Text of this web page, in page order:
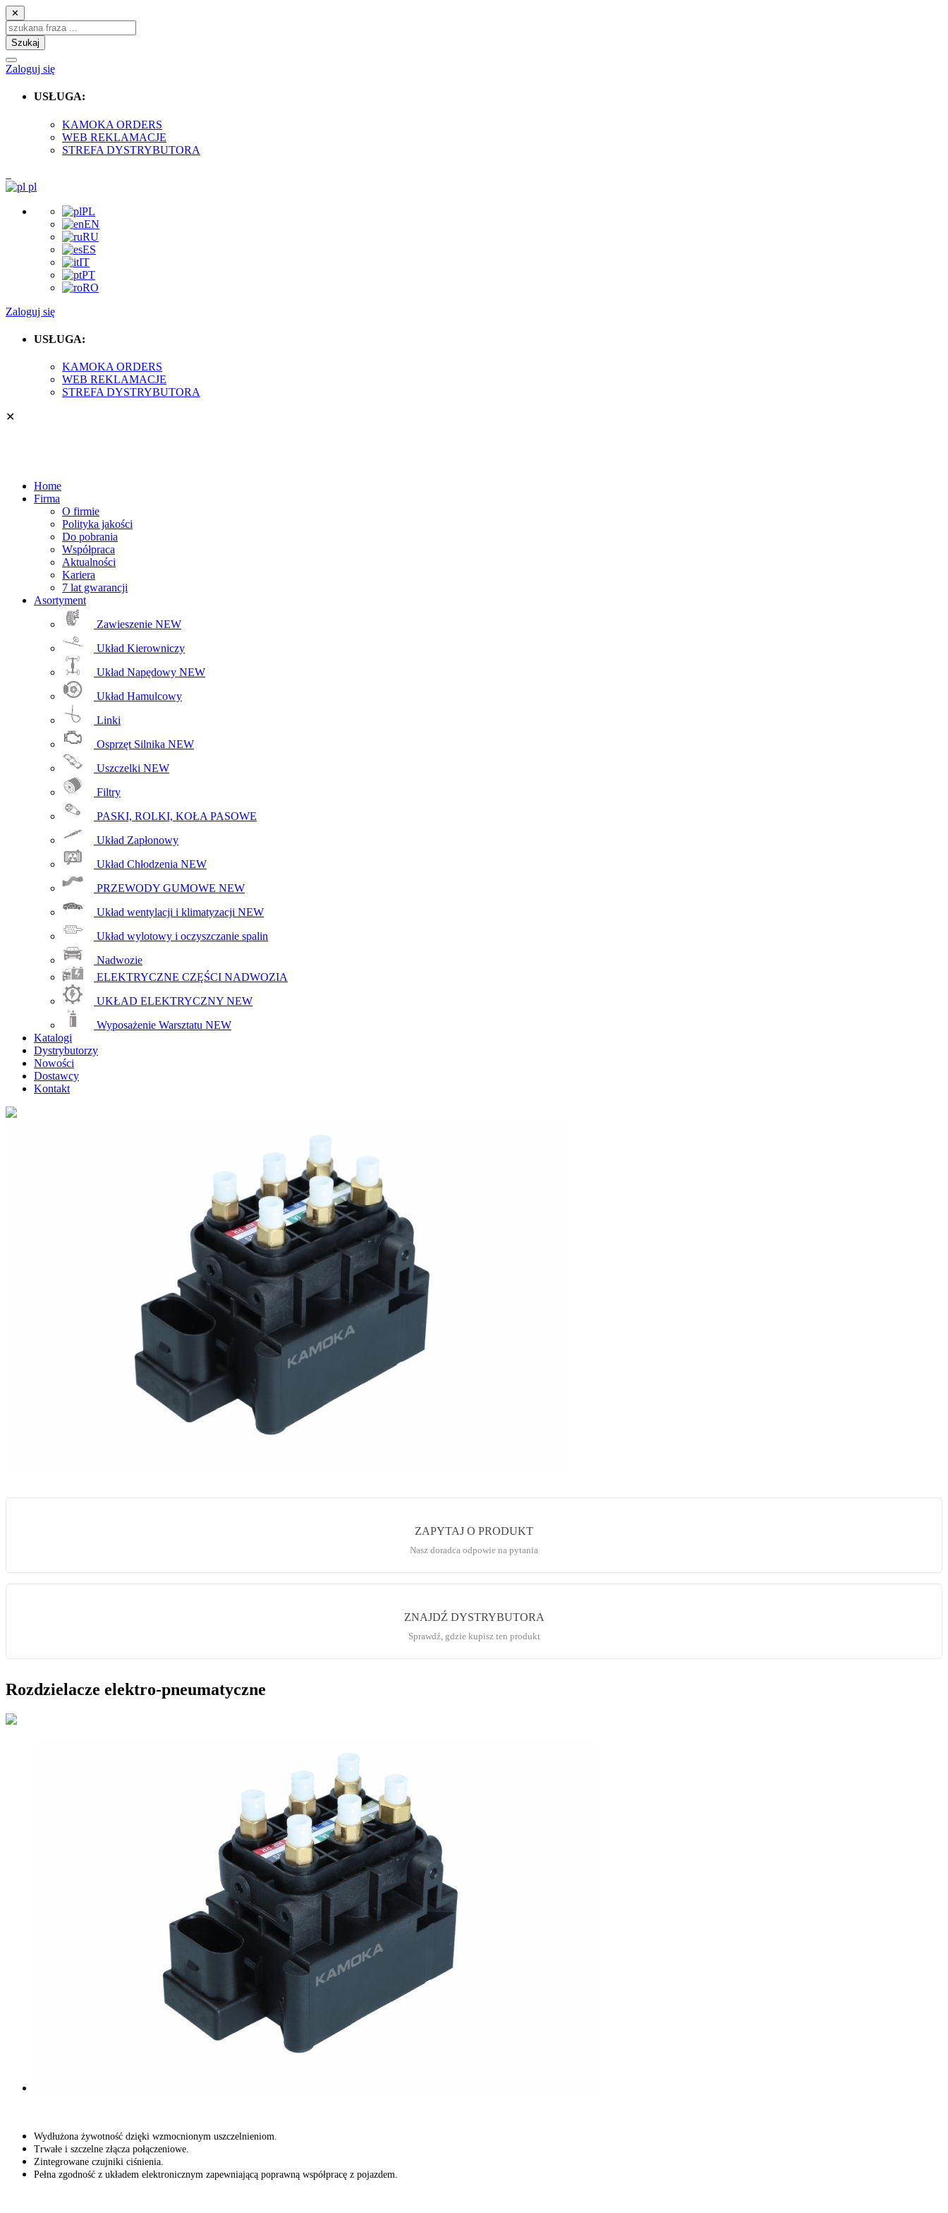
✕
Szukaj
Zaloguj się
USŁUGA:
KAMOKA ORDERS
WEB REKLAMACJE
STREFA DYSTRYBUTORA
pl
PL
EN
RU
ES
IT
PT
RO
Zaloguj się
USŁUGA:
KAMOKA ORDERS
WEB REKLAMACJE
STREFA DYSTRYBUTORA
✕
Home
Firma
O firmie
Polityka jakości
Do pobrania
Współpraca
Aktualności
Kariera
7 lat gwarancji
Asortyment
Zawieszenie NEW
Układ Kierowniczy
Układ Napędowy NEW
Układ Hamulcowy
Linki
Osprzęt Silnika NEW
Uszczelki NEW
Filtry
PASKI, ROLKI, KOŁA PASOWE
Układ Zapłonowy
Układ Chłodzenia NEW
PRZEWODY GUMOWE NEW
Układ wentylacji i klimatyzacji NEW
Układ wylotowy i oczyszczanie spalin
Nadwozie
ELEKTRYCZNE CZĘŚCI NADWOZIA
UKŁAD ELEKTRYCZNY NEW
Wyposażenie Warsztatu NEW
Katalogi
Dystrybutorzy
Nowości
Dostawcy
Kontakt
ZAPYTAJ O PRODUKT
Nasz doradca odpowie na pytania
ZNAJDŹ DYSTRYBUTORA
Sprawdź, gdzie kupisz ten produkt
Rozdzielacze elektro-pneumatyczne
Wydłużona żywotność dzięki wzmocnionym uszczelnieniom.
Trwałe i szczelne złącza połączeniowe.
Zintegrowane czujniki ciśnienia.
Pełna zgodność z układem elektronicznym zapewniającą poprawną współpracę z pojazdem.